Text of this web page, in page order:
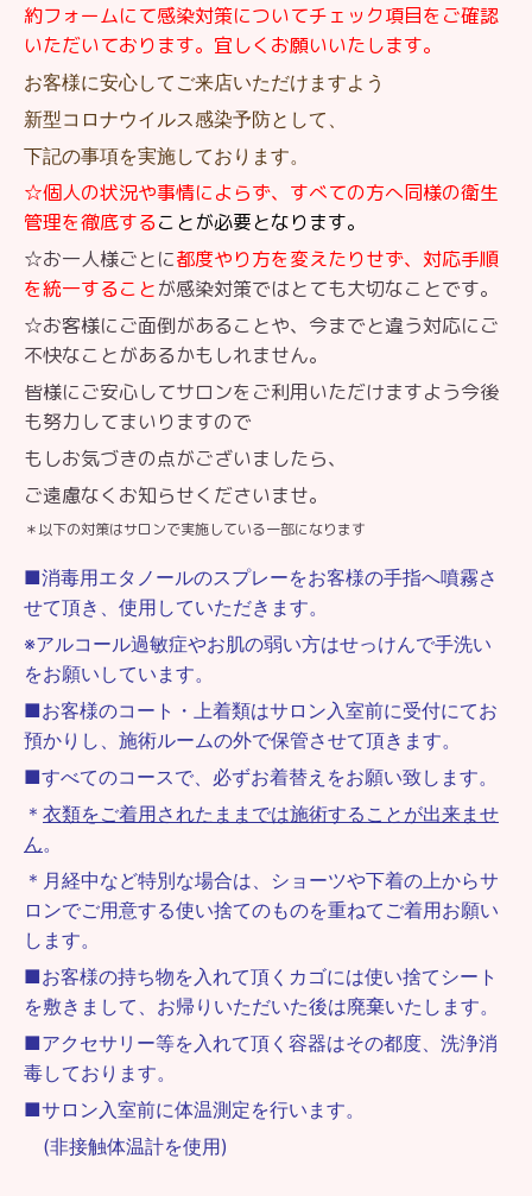
約フォームにて感染対策についてチェック項目をご確認
いただいております。宜しくお願いいたします。
お客様に安心してご来店いただけますよう
新型コロナウイルス感染予防として、
下記の事項を実施しております。
☆個人の状況や事情によらず、すべての方へ同様の衛生
管理を徹底することが必要となります。
☆お一人様ごとに都度やり方を変えたりせず、対応手順
を統一することが感染対策ではとても大切なことです。
☆お客様にご面倒があることや、今までと違う対応にご
不快なことがあるかもしれません。
皆様にご安心してサロンをご利用いただけますよう今後
も努力してまいりますので
もしお気づきの点がございましたら、
ご遠慮なくお知らせくださいませ。
＊以下の対策はサロンで実施している一部になります
■消毒用エタノールのスプレーをお客様の手指へ噴霧さ
せて頂き、使用していただきます。
※アルコール過敏症やお肌の弱い方はせっけんで手洗い
をお願いしています。
■お客様のコート・上着類はサロン入室前に受付にてお
預かりし、施術ルームの外で保管させて頂きます。
■すべてのコースで、必ずお着替えをお願い致します。
＊ 衣類をご着用されたままでは施術することが出来ませ
ん。
＊月経中など特別な場合は、ショーツや下着の上からサ
ロンでご用意する使い捨てのものを重ねてご着用お願い
します。
■お客様の持ち物を入れて頂くカゴには使い捨てシート
を敷きまして、お帰りいただいた後は廃棄いたします。
■アクセサリー等を入れて頂く容器はその都度、洗浄消
毒しております。
■サロン入室前に体温測定を行います。
(非接触体温計を使用)